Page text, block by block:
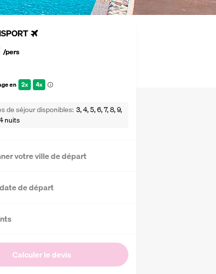
/pers
en 2x 4x
de séjour disponibles 3, 4, 5, 6, 7, 8, 9,
nuits
votre ville de départ
de départ
Calculer le devis